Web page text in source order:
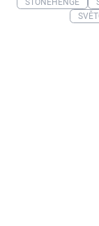
STONEHENGE